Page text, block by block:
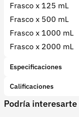
Frasco x 125 mL
Frasco x 500 mL
Frasco x 1000 mL
Frasco x 2000 mL
Especificaciones
Marca:
Farmabio
Tipo de producto:
Calificaciones
1 Star
2 Star
3
Podría interesarte